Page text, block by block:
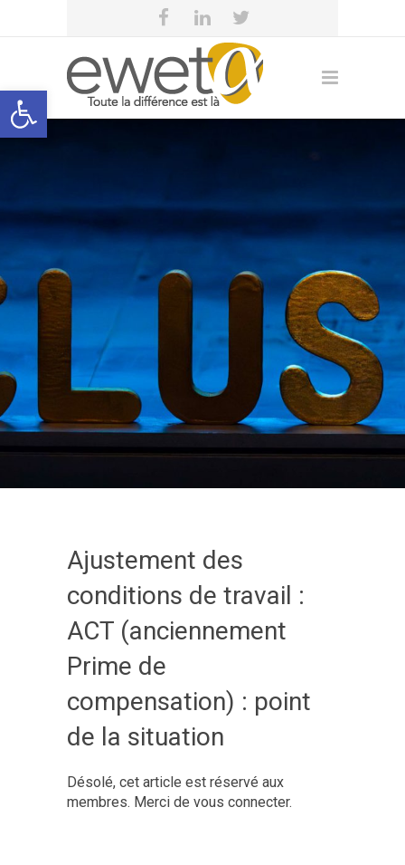
Open toolbar
eweta
Ajustement des
conditions de travail :
ACT (anciennement
Prime de
compensation) : point
de la situation
Désolé, cet article est réservé aux
membres. Merci de vous connecter.